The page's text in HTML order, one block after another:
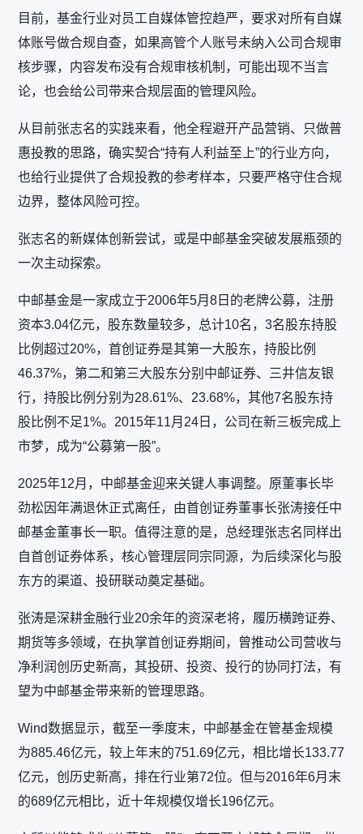
目前，基金行业对员工自媒体管控趋严，要求对所有自媒
体账号做合规自查，如果高管个人账号未纳入公司合规审
核步骤，内容发布没有合规审核机制，可能出现不当言
论，也会给公司带来合规层面的管理风险。
从目前张志名的实践来看，他全程避开产品营销、只做普
惠投教的思路，确实契合“持有人利益至上”的行业方向，
也给行业提供了合规投教的参考样本，只要严格守住合规
边界，整体风险可控。
张志名的新媒体创新尝试，或是中邮基金突破发展瓶颈的
一次主动探索。
中邮基金是一家成立于2006年5月8日的老牌公募，注册
资本3.04亿元，股东数量较多，总计10名，3名股东持股
比例超过20%，首创证券是其第一大股东，持股比例
46.37%，第二和第三大股东分别中邮证券、三井信友银
行，持股比例分别为28.61%、23.68%，其他7名股东持
股比例不足1%。2015年11月24日，公司在新三板完成上
市梦，成为“公募第一股”。
2025年12月，中邮基金迎来关键人事调整。原董事长毕
劲松因年满退休正式离任，由首创证券董事长张涛接任中
邮基金董事长一职。值得注意的是，总经理张志名同样出
自首创证券体系，核心管理层同宗同源，为后续深化与股
东方的渠道、投研联动奠定基础。
张涛是深耕金融行业20余年的资深老将，履历横跨证券、
期货等多领域，在执掌首创证券期间，曾推动公司营收与
净利润创历史新高，其投研、投资、投行的协同打法，有
望为中邮基金带来新的管理思路。
Wind数据显示，截至一季度末，中邮基金在管基金规模
为885.46亿元，较上年末的751.69亿元，相比增长133.77
亿元，创历史新高，排在行业第72位。但与2016年6月末
的689亿元相比，近十年规模仅增长196亿元。